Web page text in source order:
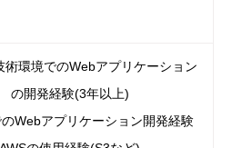
術環境でのWebアプリケーション
の開発経験(3年以上)
Webアプリケーション開発経験